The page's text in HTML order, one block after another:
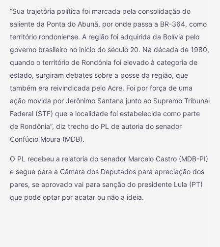
“Sua trajetória política foi marcada pela consolidação do
saliente da Ponta do Abunã, por onde passa a BR-364, como
território rondoniense. A região foi adquirida da Bolívia pelo
governo brasileiro no início do século 20. Na década de 1980,
quando o território de Rondônia foi elevado à categoria de
estado, surgiram debates sobre a posse da região, que
também era reivindicada pelo Acre. Foi por força de uma
ação movida por Jerônimo Santana junto ao Supremo Tribunal
Federal (STF) que a localidade foi estabelecida como parte
de Rondônia”, diz trecho do PL de autoria do senador
Confúcio Moura (MDB).
O PL recebeu a relatoria do senador Marcelo Castro (MDB-PI)
e segue para a Câmara dos Deputados para apreciação dos
pares, se aprovado vai para sanção do presidente Lula (PT)
que pode optar por acatar ou não a ideia.